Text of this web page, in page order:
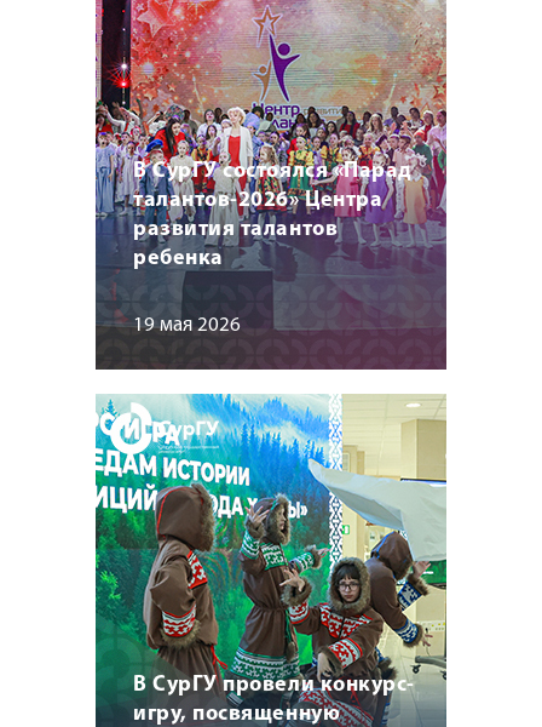
В СурГУ состоялся «Парад
талантов-2026» Центра
развития талантов
ребенка
19 мая 2026
В СурГУ провели конкурс-
игру, посвященную